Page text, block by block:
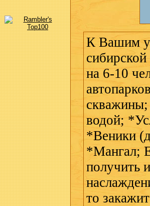
К Вашим
на 6-10
водой;
*Веники
*Мангал;
получить
то